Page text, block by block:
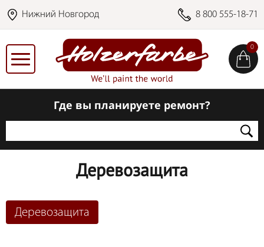
Нижний Новгород 8 800 555-18-71
0
Где вы планируете ремонт?
Деревозащита
Деревозащита